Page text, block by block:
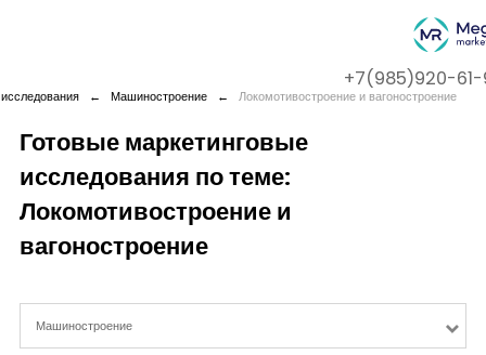
Company
Services
Cases
+7(985)920-
← Машиностроение ← Локомотивостроение и вагоностроение
Готовые маркетинговые
исследования по теме:
Локомотивостроение и
вагоностроение
Машиностроение